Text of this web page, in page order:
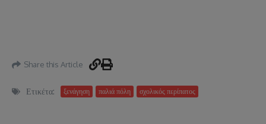
Share this Article
Ετικέτα: ξενάγηση παλιά πόλη σχολικός περίπατος